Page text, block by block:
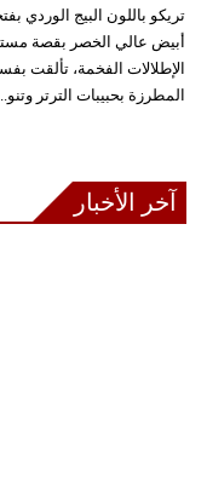
تريكو باللون البيج الوردي
أبيض عالي الخصر بقصة
الإطلالات الفخمة، تألقت
المطرزة بحبيبات الترتر وتنو...
آخر الأخبار